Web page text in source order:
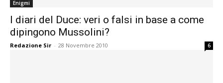
Enigmi
I diari del Duce: veri o falsi in base a come
dipingono Mussolini?
Redazione Sir - 28 Novembre 2010 6